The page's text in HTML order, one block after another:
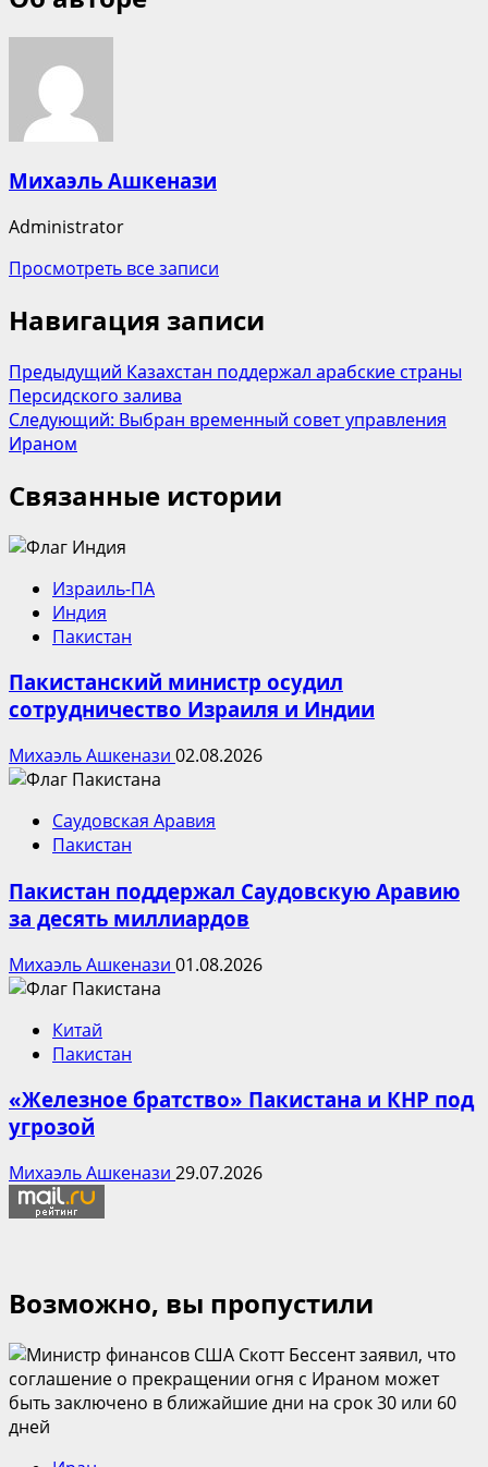
Михаэль Ашкенази
Administrator
Просмотреть все записи
Навигация записи
Предыдущий Казахстан поддержал арабские страны
Персидского залива
Следующий: Выбран временный совет управления
Ираном
Связанные истории
Израиль-ПА
Индия
Пакистан
Пакистанский министр осудил
сотрудничество Израиля и Индии
Михаэль Ашкенази 02.08.2026
Саудовская Аравия
Пакистан
Пакистан поддержал Саудовскую Аравию
за десять миллиардов
Михаэль Ашкенази 01.08.2026
Китай
Пакистан
«Железное братство» Пакистана и КНР под
угрозой
Михаэль Ашкенази 29.07.2026
Возможно, вы пропустили